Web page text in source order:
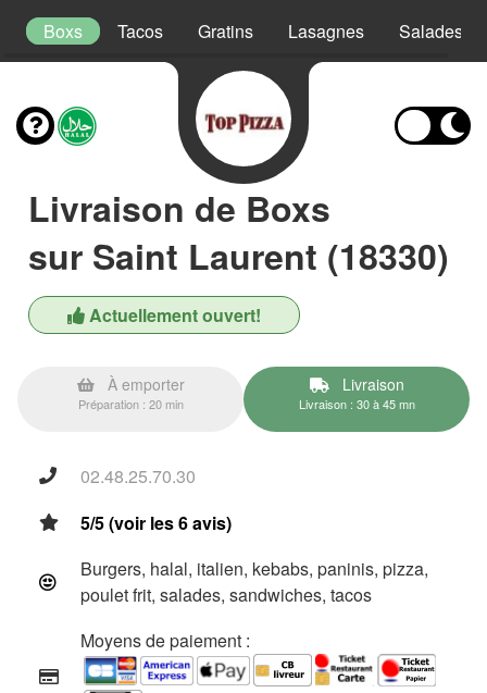
Boxs Tacos Gratins Lasagnes Salades
Livraison de Boxs
sur Saint Laurent (18330)
Actuellement ouvert!
À emporter
Préparation : 20 min
Livraison
Livraison : 30 à 45 mn
02.48.25.70.30
5/5 (voir les 6 avis)
Burgers, halal, italien, kebabs, paninis, pizza,
poulet frit, salades, sandwiches, tacos
Moyens de paiement :